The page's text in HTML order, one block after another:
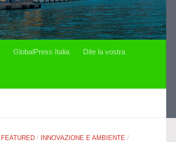
GlobalPress Italia Dite la vostra
FEATURED / INNOVAZIONE E AMBIENTE /